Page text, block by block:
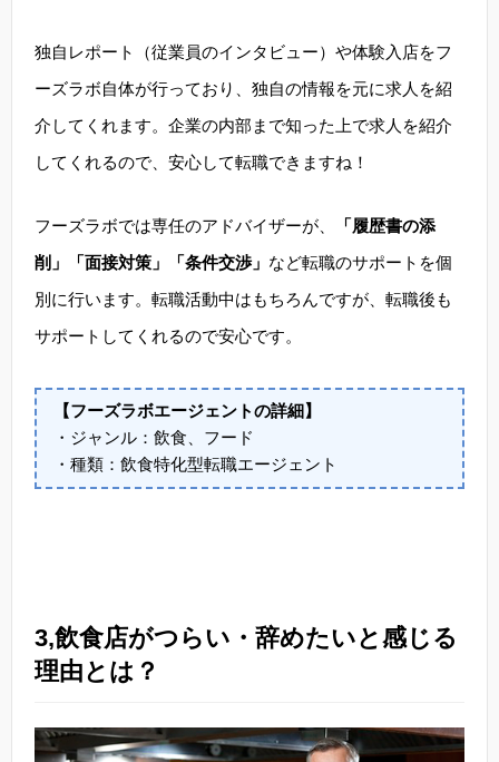
独自レポート（従業員のインタビュー）や体験入店をフ
ーズラボ自体が行っており、独自の情報を元に求人を紹
介してくれます。企業の内部まで知った上で求人を紹介
してくれるので、安心して転職できますね！
フーズラボでは専任のアドバイザーが、
「履歴書の添
削」「面接対策」「条件交渉」 など転職のサポートを個
別に行います。転職活動中はもちろんですが、転職後も
サポートしてくれるので安心です。
【フーズラボエージェントの詳細】
・ジャンル：飲食、フード
・種類：飲食特化型転職エージェント
3,飲食店がつらい・辞めたいと感じる
理由とは？